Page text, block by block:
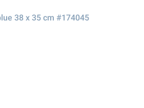
38 x 35 cm #174045